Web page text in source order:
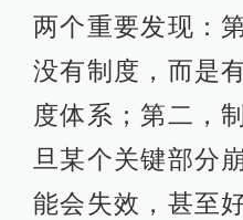
两个重要发现：
没有制度，而是
度体系；第二，
旦某个关键部分
能会失效，甚至